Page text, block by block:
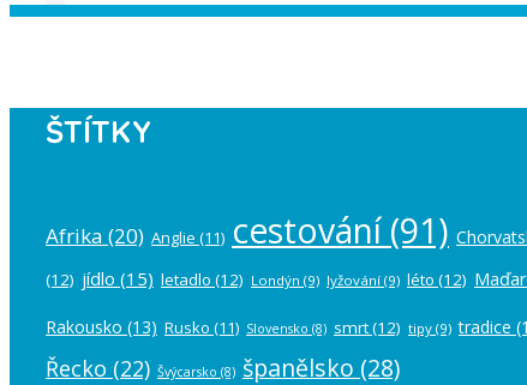
ŠTÍTKY
Afrika (20) Anglie (11) cestování(91)
(12) jídlo (15) letadlo (12) Londýn (9) lyžování (9) léto (12)
Rakousko (13) Rusko (11) Slovensko (8) smrt(12) tipy (9) tradice
Řecko (22) Švýcarsko (8) španělsko (28)